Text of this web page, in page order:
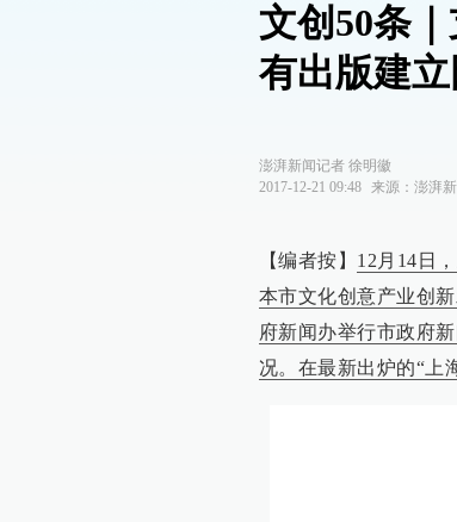
文创50条
有出版建
澎湃新闻记者 徐明徽
2017-12-21 09:48
来源： 澎湃
【编者按】 12月14日
本市文化创意产业创
府新闻办举行市政府
况。在最新出炉的“上